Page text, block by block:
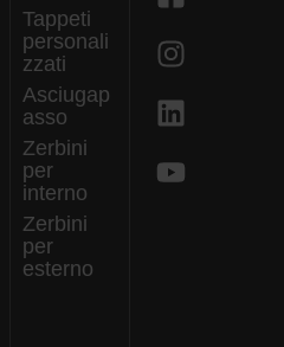
Tappeti
personali
zzati
Asciugap
asso
Zerbini
per
interno
Zerbini
per
esterno